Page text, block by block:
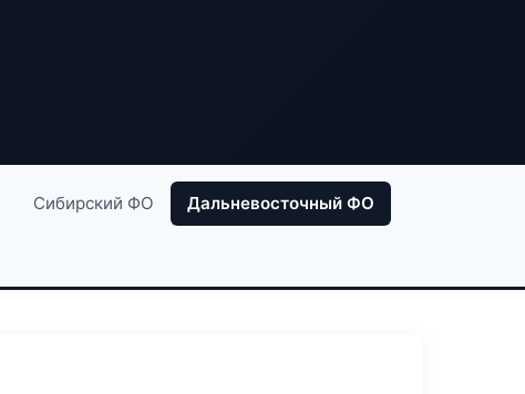
Сибирский ФО Дальневосточный ФО